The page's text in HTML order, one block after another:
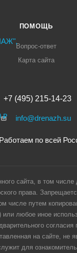
ПОМОЩЬ
Вопрос-ответ
Карта сайта
+7 (495) 215-14-23
info@drenazh.su
Работаем по всей
сайта, в том числе
права.
числе путем
или любое иное
согласия
на сайте, не
для